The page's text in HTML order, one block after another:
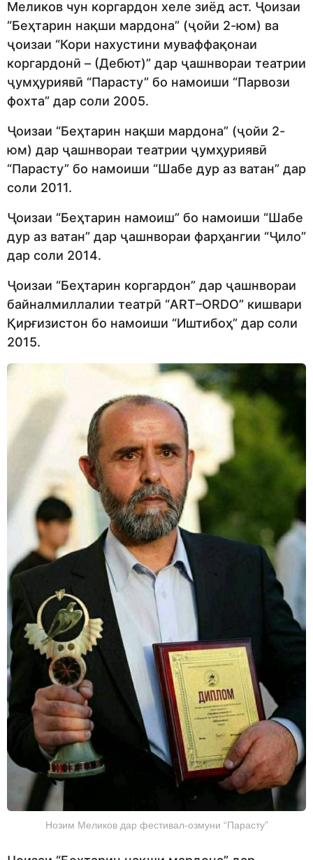
Меликов чун коргардон хеле зиёд аст. Ҷоизаи
“Беҳтарин нақши мардона” (ҷойи 2-юм) ва
ҷоизаи “Кори нахустини муваффақонаи
коргардонӣ – (Дебют)” дар ҷашнвораи театрии
ҷумҳуриявӣ “Парасту” бо намоиши “Парвози
фохта” дар соли 2005.
Ҷоизаи “Беҳтарин нақши мардона” (ҷойи 2-
юм) дар ҷашнвораи театрии ҷумҳуриявӣ
“Парасту” бо намоиши “Шабе дур аз ватан” дар
соли 2011.
Ҷоизаи “Беҳтарин намоиш” бо намоиши “Шабе
дур аз ватан” дар ҷашнвораи фарҳангии “Ҷило”
дар соли 2014.
Ҷоизаи “Беҳтарин коргардон” дар ҷашнвораи
байналмиллалии театрӣ “ART–ORDO” кишвари
Қирғизистон бо намоиши “Иштибоҳ” дар соли
2015.
Нозим Меликов дар фестивал-озмуни “Парасту”